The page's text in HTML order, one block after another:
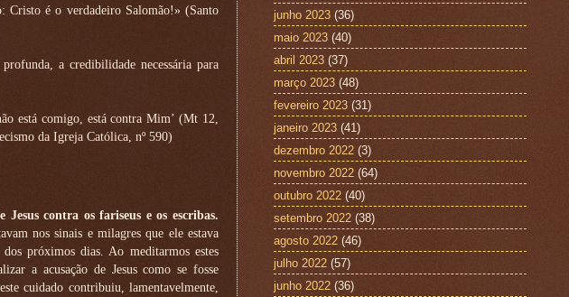
Cristo é o verdadeiro Salomão!» (Santo
a credibilidade necessária para
está comigo, está contra Mim’ (Mt 12,
da Igreja Católica, nº 590)
contra os fariseus e os escribas.
nos sinais e milagres que ele estava
dos próximos dias. Ao meditarmos estes
a acusação de Jesus como se fosse
cuidado contribuiu, lamentavelmente,
junho 2023 (36)
maio 2023 (40)
abril 2023 (37)
março 2023 (48)
fevereiro 2023 (31)
janeiro 2023 (41)
dezembro 2022 (3)
novembro 2022 (64)
outubro 2022 (40)
setembro 2022 (38)
agosto 2022 (46)
julho 2022 (57)
junho 2022 (36)